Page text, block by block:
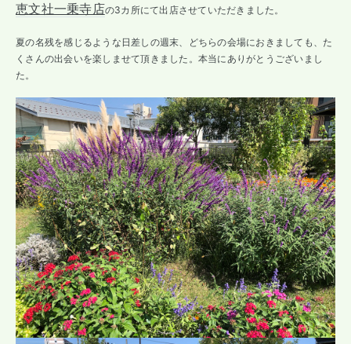
恵文社一乗寺店の3カ所にて出店させていただきました。
夏の名残を感じるような日差しの週末、どちらの会場におきましても、た
くさんの出会いを楽しませて頂きました。本当にありがとうございまし
た。